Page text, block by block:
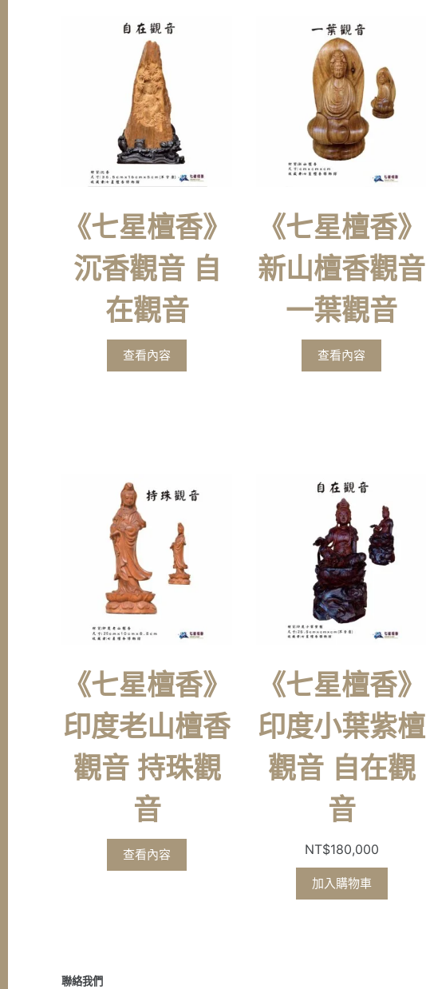
《七星檀香》
沉香觀音 自
在觀音
查看內容
《七星檀香》
新山檀香觀音
一葉觀音
查看內容
《七星檀香》
印度老山檀香
觀音 持珠觀
音
查看內容
《七星檀香》
印度小葉紫檀
觀音 自在觀
音
NT$180,000
加入購物車
聯絡我們